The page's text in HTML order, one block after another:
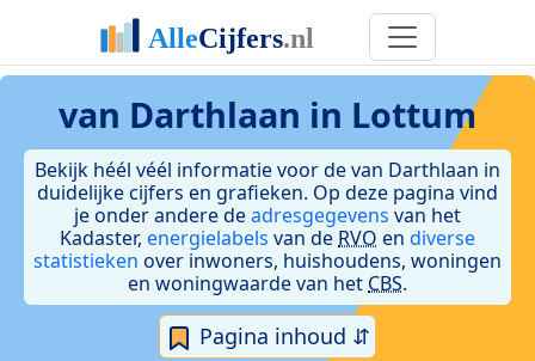
van Darthlaan in Lottum
Bekijk héél véél informatie voor de van Darthlaan in
duidelijke cijfers en grafieken. Op deze pagina vind
je onder andere deadresgegevens van het
Kadaster, energielabels van de RVO en diverse
statistieken over inwoners, huishoudens, woningen
en woningwaarde van het CBS.
Pagina inhoud ⇵